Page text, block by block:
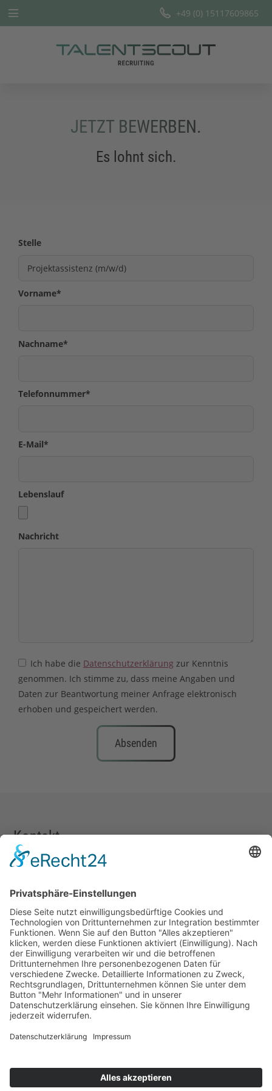
+49 (0) 15117609865
JETZT BEWERBEN.
Es lohnt sich.
Stelle
Vorname*
Nachname*
Telefonnummer*
E-Mail*
Lebenslauf
Nachricht
Ich habe die Datenschutzerklärung zur Kenntnis
genommen. Ich stimme zu, dass meine Angaben und
Daten zur Beantwortung meiner Anfrage elektronisch
erhoben und gespeichert werden.
Absenden
Kontakt
TALENTSCOUT CONSULTING GmbH
57258 Freudenberg
+49 (0) 15117609865
office(at)talentscout.de
Social
© 2026 Talentscout Consulting GmbH